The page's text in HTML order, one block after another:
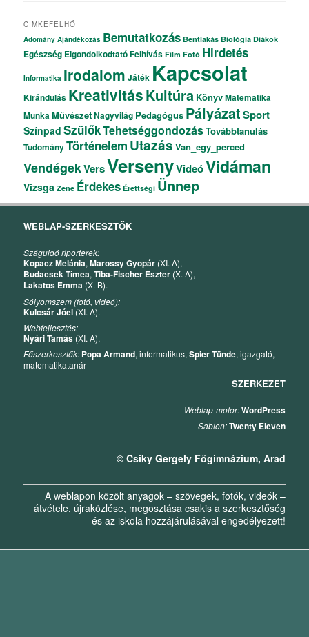
CIMKEFELHŐ
Adomány Ajándékozás Bemutatkozás Bentlakás Biológia Diákok
Egészség ElgondolkodtatóFelhívás Film Fotó Hirdetés
Informatika Irodalom Játék Kapcsolat
Kirándulás KreativitásKultúra KönyvMatematika
MunkaMűvészetNagyvilág Pedagógus PályázatSport
Színpad SzülőkTehetséggondozásTovábbtanulás
TudományTörténelem Utazás Van_egy_perced
VendégekVersVersenyVideóVidáman
Vizsga Zene Érdekes Érettségi Ünnep
WEBLAP-SZERKESZTŐK
Száguldó riporterek:
Kopacz Melánia,Marossy Gyopár (XI. A),
Budacsek Tímea,Tiba-Fischer Eszter (X. A),
Lakatos Emma (X. B).
Sólyomszem (fotó, videó):
Kulcsár Jóel (XI. A).
Webfejlesztés:
Nyári Tamás (XI. A).
Főszerkesztők: Popa Armand, informatikus,Spier Tünde, igazgató,
matematikatanár
SZERKEZET
Weblap-motor:WordPress
Sablon:Twenty Eleven
© Csiky Gergely Főgimnázium, Arad
A weblapon közölt anyagok – szövegek, fotók, videók –
átvétele, újraközlése, megosztása csakis a szerkesztőség
és az iskola hozzájárulásával engedélyezett!